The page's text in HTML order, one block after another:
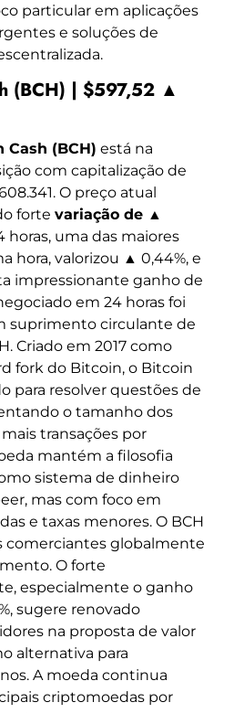
particular em aplicações
e soluções de
(BCH) | $597,52 ▲
Cash (BCH) está na
com capitalização de
O preço atual
forte variação de ▲
horas, uma das maiores
hora, valorizou ▲ 0,44%, e
impressionante ganho de
em 24 horas foi
suprimento circulante de
Criado em 2017 como
fork do Bitcoin, o Bitcoin
para resolver questões de
o tamanho dos
transações por
mantém a filosofia
sistema de dinheiro
mas com foco em
e taxas menores. O BCH
comerciantes globalmente
O forte
especialmente o ganho
sugere renovado
na proposta de valor
alternativa para
A moeda continua
criptomoedas por